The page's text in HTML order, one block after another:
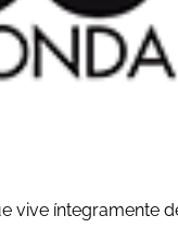
vive íntegramente